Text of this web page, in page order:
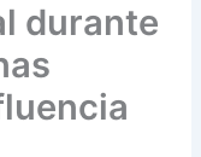
durante